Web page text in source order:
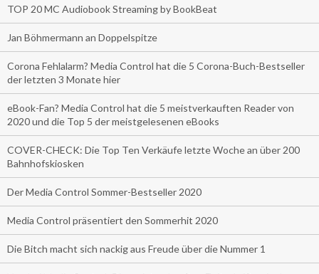
TOP 20 MC Audiobook Streaming by BookBeat
Jan Böhmermann an Doppelspitze
Corona Fehlalarm? Media Control hat die 5 Corona-Buch-Bestseller
der letzten 3 Monate hier
eBook-Fan? Media Control hat die 5 meistverkauften Reader von
2020 und die Top 5 der meistgelesenen eBooks
COVER-CHECK: Die Top Ten Verkäufe letzte Woche an über 200
Bahnhofskiosken
Der Media Control Sommer-Bestseller 2020
Media Control präsentiert den Sommerhit 2020
Die Bitch macht sich nackig aus Freude über die Nummer 1